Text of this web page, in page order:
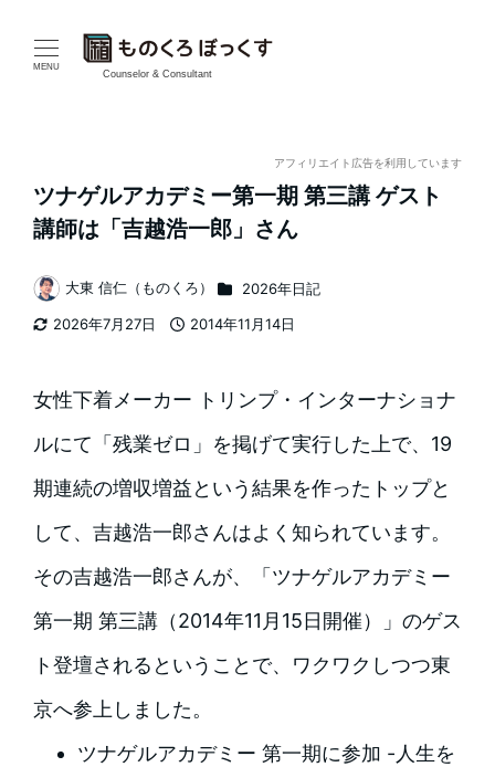
MENU
Counselor & Consultant
アフィリエイト広告を利用しています
ツナゲルアカデミー第一期 第三講 ゲスト
講師は「吉越浩一郎」さん
2026年7月27日
2014年11月14日
著
者
大東 信仁（ものくろ） カテゴリー
2026年日記
女性下着メーカー トリンプ・インターナショナ
ルにて「残業ゼロ」を掲げて実行した上で、19
期連続の増収増益という結果を作ったトップと
して、吉越浩一郎さんはよく知られています。
その吉越浩一郎さんが、「ツナゲルアカデミー
第一期 第三講（2014年11月15日開催）」のゲス
ト登壇されるということで、ワクワクしつつ東
京へ参上しました。
ツナゲルアカデミー 第一期に参加 -人生を